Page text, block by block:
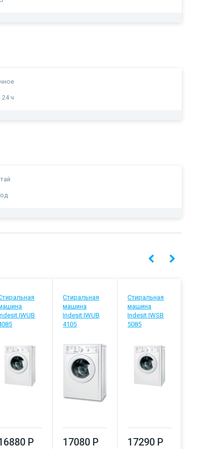
24 ч
IWUB
Р
Стиральная
машина
Indesit IWUB
4105
17080 Р
Стиральная
машина
Indesit IWSB
5085
17290 Р